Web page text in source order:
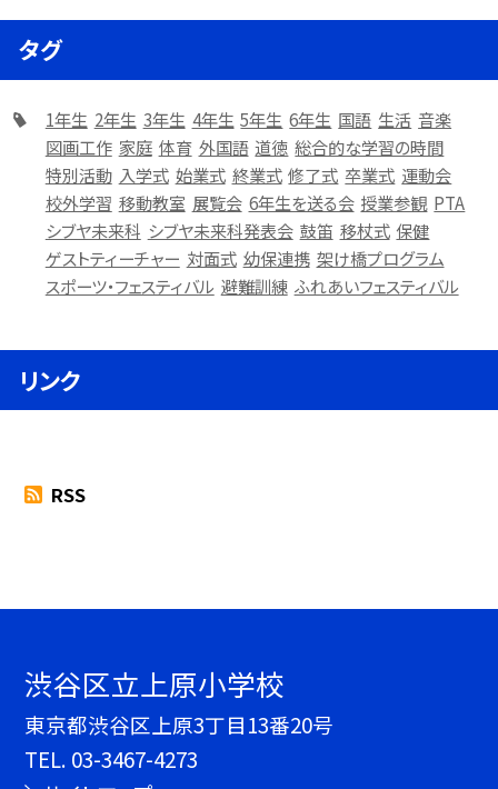
タグ
1年生 2年生 3年生 4年生 5年生 6年生 国語 生活 音楽
図画工作 家庭 体育 外国語 道徳 総合的な学習の時間
特別活動 入学式 始業式 終業式 修了式 卒業式 運動会
校外学習 移動教室 展覧会 6年生を送る会 授業参観 PTA
シブヤ未来科 シブヤ未来科発表会 鼓笛 移杖式 保健
ゲストティーチャー 対面式 幼保連携 架け橋プログラム
スポーツ・フェスティバル 避難訓練 ふれあいフェスティバル
リンク
RSS
渋谷区立上原小学校
東京都渋谷区上原3丁目13番20号
TEL. 03-3467-4273